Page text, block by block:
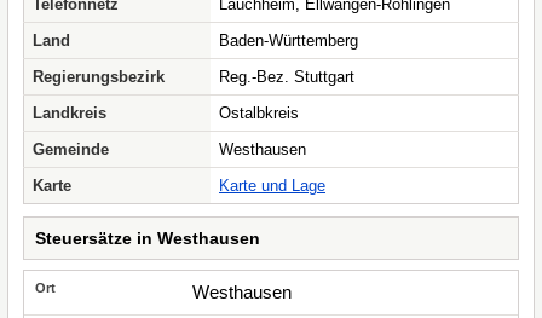
Telefonnetz
Lauchheim, Ellwangen-Röhlingen
Land
Baden-Württemberg
Regierungsbezirk
Reg.-Bez. Stuttgart
Landkreis
Ostalbkreis
Gemeinde
Westhausen
Karte
Karte und Lage
Steuersätze in Westhausen
Westhausen